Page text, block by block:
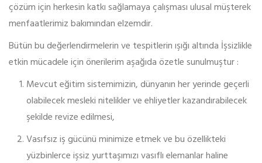
çözüm için herkesin katkı sağlamaya çalışması ulusal müşterek
menfaatlerimiz bakımından elzemdir.
Bütün bu değerlendirmelerin ve tespitlerin ışığı altında İşsizlikle
etkin mücadele için önerilerim aşağıda özetle sunulmuştur :
Mevcut eğitim sistemimizin, dünyanın her yerinde geçerli
olabilecek mesleki nitelikler ve ehliyetler kazandırabilecek
şekilde revize edilmesi,
Vasıfsız iş gücünü minimize etmek ve bu özellikteki
yüzbinlerce işsiz yurttaşımızı vasıflı elemanlar haline